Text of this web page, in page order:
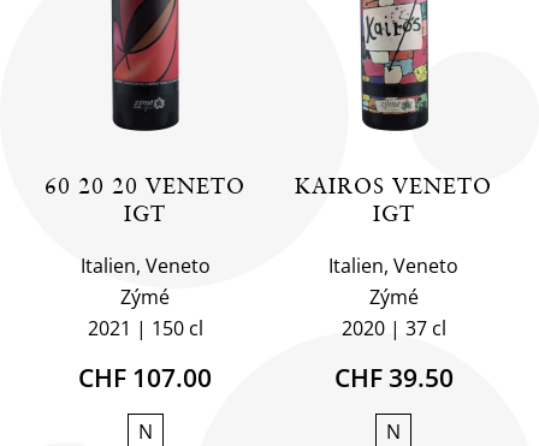
60 20 20 VENETO
IGT
Italien, Veneto
Zýmé
2021
150 cl
CHF 107.00
N
KAIROS VENETO
IGT
Italien, Veneto
Zýmé
2020
37 cl
CHF 39.50
N